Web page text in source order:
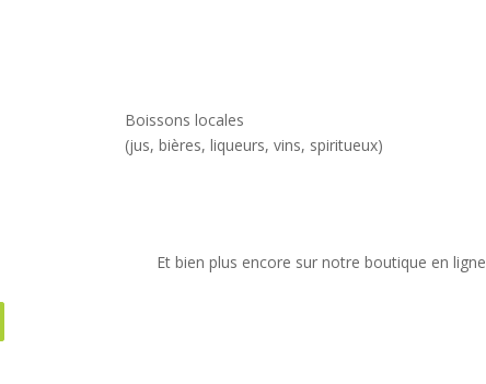
Boissons locales
(jus, bières, liqueurs, vins, spiritueux)
Et bien plus encore sur notre boutique en ligne